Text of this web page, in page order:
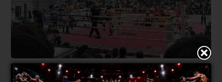
Vídeo Há 3 meses